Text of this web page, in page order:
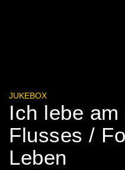
JUKEBOX
Ich lebe
Flusses /
Leben